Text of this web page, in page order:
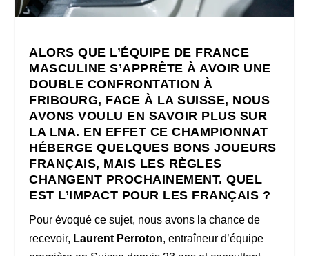
ALORS QUE L’ÉQUIPE DE FRANCE
MASCULINE S’APPRÊTE À AVOIR UNE
DOUBLE CONFRONTATION À
FRIBOURG, FACE À LA SUISSE, NOUS
AVONS VOULU EN SAVOIR PLUS SUR
LA LNA. EN EFFET CE CHAMPIONNAT
HÉBERGE QUELQUES BONS JOUEURS
FRANÇAIS, MAIS LES RÈGLES
CHANGENT PROCHAINEMENT. QUEL
EST L’IMPACT POUR LES FRANÇAIS ?
Pour évoqué ce sujet, nous avons la chance de
recevoir, Laurent Perroton, entraîneur d’équipe